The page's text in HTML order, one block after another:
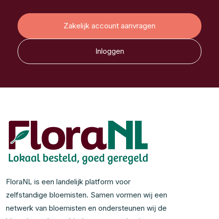
Zakelijk account aanvragen
Inloggen
FloraNL is een landelijk platform voor
zelfstandige bloemisten. Samen vormen wij een
netwerk van bloemisten en ondersteunen wij de